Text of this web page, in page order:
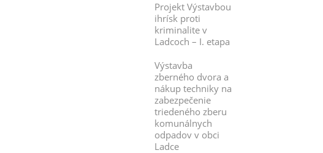
Projekt Výstavbou
ihrísk proti
kriminalite v
Ladcoch – I. etapa
Výstavba
zberného dvora a
nákup techniky na
zabezpečenie
triedeného zberu
komunálnych
odpadov v obci
Ladce